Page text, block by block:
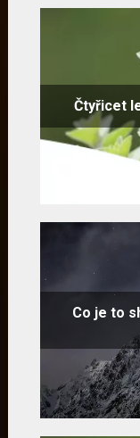
Čtyřicet
Co je to